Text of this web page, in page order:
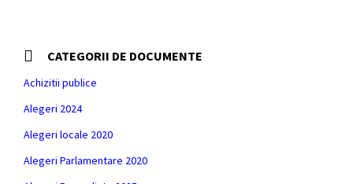
CATEGORII DE DOCUMENTE
Achizitii publice
Alegeri 2024
Alegeri locale 2020
Alegeri Parlamentare 2020